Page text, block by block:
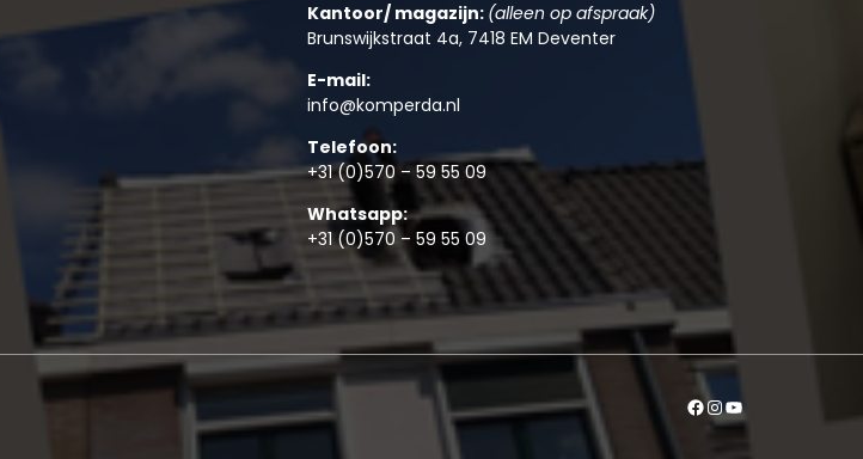
Kantoor/ magazijn: (alleen op afspraak)
Brunswijkstraat 4a, 7418 EM Deventer
E-mail:
info@komperda.nl
Telefoon:
+31 (0)570 – 59 55 09
Whatsapp:
+31 (0)570 – 59 55 09
#InstagramYouTube